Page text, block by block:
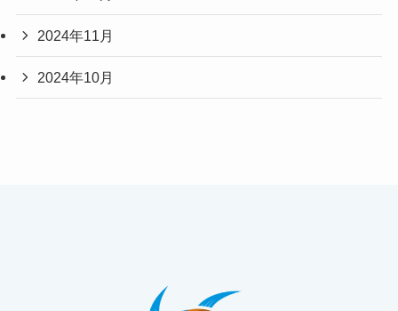
2024年11月
2024年10月